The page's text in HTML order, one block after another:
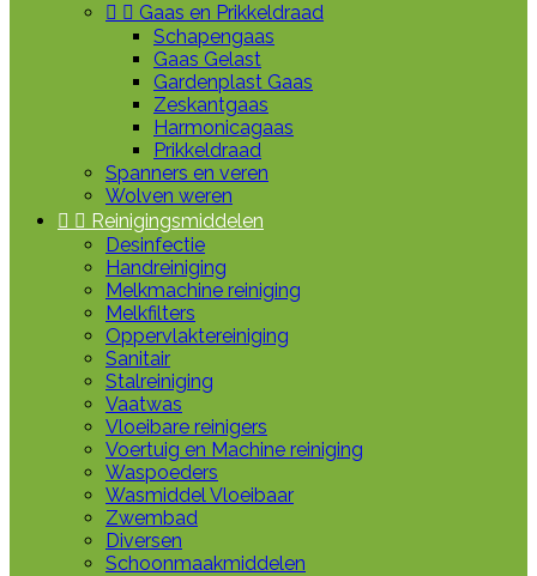
  Gaas en Prikkeldraad
Schapengaas
Gaas Gelast
Gardenplast Gaas
Zeskantgaas
Harmonicagaas
Prikkeldraad
Spanners en veren
Wolven weren
  Reinigingsmiddelen
Desinfectie
Handreiniging
Melkmachine reiniging
Melkfilters
Oppervlaktereiniging
Sanitair
Stalreiniging
Vaatwas
Vloeibare reinigers
Voertuig en Machine reiniging
Waspoeders
Wasmiddel Vloeibaar
Zwembad
Diversen
Schoonmaakmiddelen